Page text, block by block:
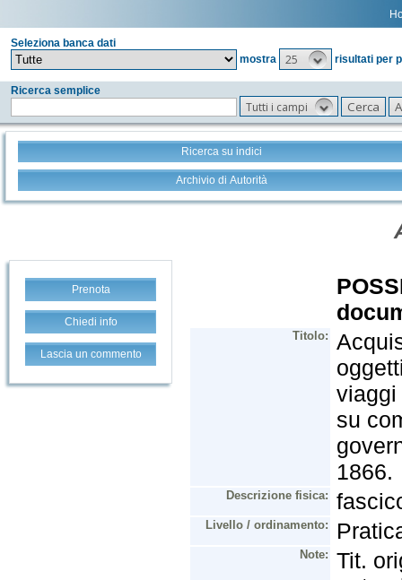
Seleziona banca dati
mostra
25 risultati per
Ricerca semplice
Tutti i campi
Ricerca su indici
Archivio di Autorità
Prenota
Chiedi info
Lascia un commento